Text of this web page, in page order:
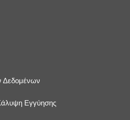
Δεδομένων
Εγγύησης